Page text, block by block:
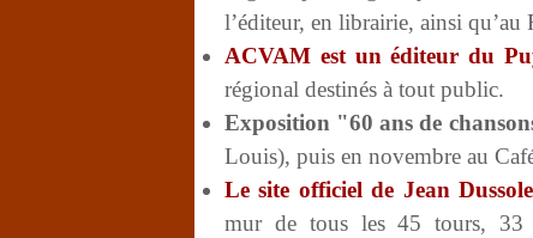
l’éditeur, en librairie, ainsi qu’au
ACVAM est un éditeur du
régional destinés à tout public.
Exposition "60 ans de
Louis), puis en novembre au
Le site officiel de Jean
mur de tous les 45 tours, 33